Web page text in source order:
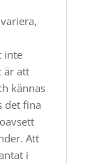
inte
är att
kännas
det fina
Att
i